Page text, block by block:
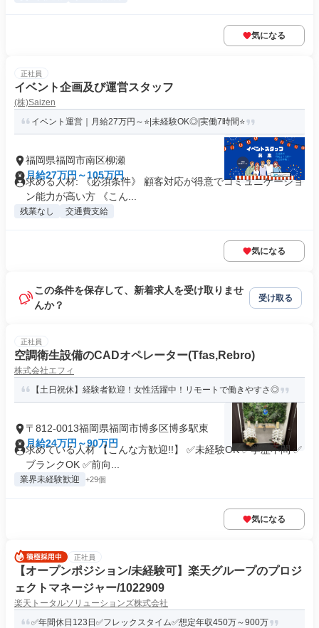
気になる
正社員
イベント企画及び運営スタッフ
(株)Saizen
イベント運営｜月給27万円～⭐|未経験OK◎|実働7時間⭐
福岡県福岡市南区柳瀬
月給27万円～105万円
求める人材: 《必須条件》 顧客対応が得意でコミュニケーショ
ン能力が高い方 《こん...
残業なし 交通費支給
気になる
この条件を保存して、新着求人を受け取りませ
んか？
受け取る
正社員
空調衛生設備のCADオペレーター(Tfas,Rebro)
株式会社エフィ
【土日祝休】経験者歓迎！女性活躍中！リモートで働きやすさ◎
〒812-0013福岡県福岡市博多区博多駅東
月給24万円～90万円
求めている人材 【こんな方歓迎!!】 ✅未経験OK ✅学歴不問 ✅
ブランクOK ✅前向...
業界未経験歓迎 +29個
気になる
正社員
【オープンポジション/未経験可】楽天グループのプロジ
ェクトマネージャー/1022909
楽天トータルソリューションズ株式会社
✅年間休日123日✅フレックスタイム✅想定年収450万～900万